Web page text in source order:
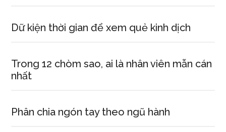
Dữ kiện thời gian để xem quẻ kinh dịch
Trong 12 chòm sao, ai là nhân viên mẫn cán
nhất
Phân chia ngón tay theo ngũ hành